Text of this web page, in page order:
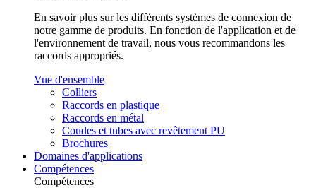
En savoir plus sur les différents systèmes de connexion de
notre gamme de produits. En fonction de l'application et de
l'environnement de travail, nous vous recommandons les
raccords appropriés.
Vue d'ensemble
Colliers
Raccords en plastique
Raccords en métal
Coudes et tubes avec revêtement PU
Brochures
Domaines d'applications
Compétences
Compétences